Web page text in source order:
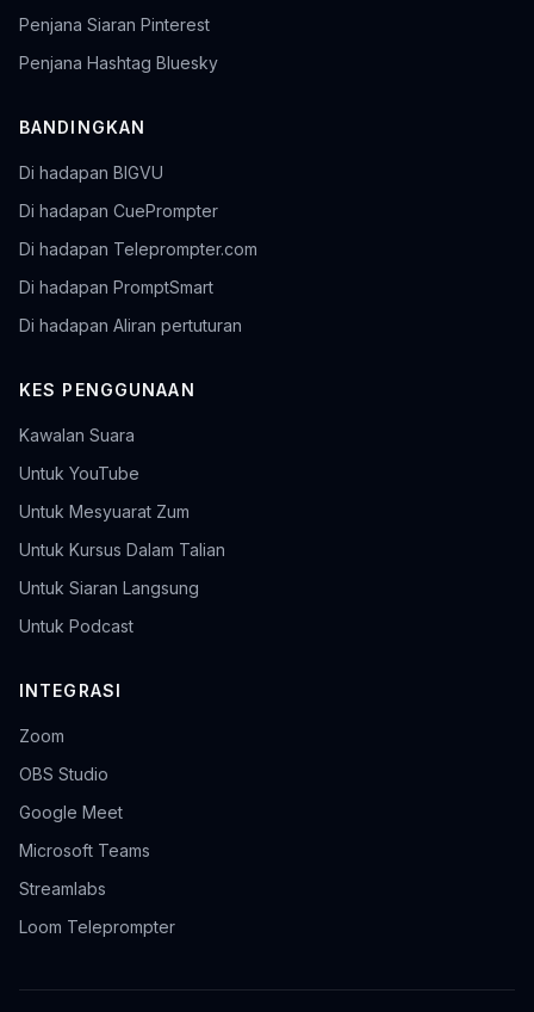
Penjana Siaran Pinterest
Penjana Hashtag Bluesky
BANDINGKAN
Di hadapan BIGVU
Di hadapan CuePrompter
Di hadapan Teleprompter.com
Di hadapan PromptSmart
Di hadapan Aliran pertuturan
KES PENGGUNAAN
Kawalan Suara
Untuk YouTube
Untuk Mesyuarat Zum
Untuk Kursus Dalam Talian
Untuk Siaran Langsung
Untuk Podcast
INTEGRASI
Zoom
OBS Studio
Google Meet
Microsoft Teams
Streamlabs
Loom Teleprompter